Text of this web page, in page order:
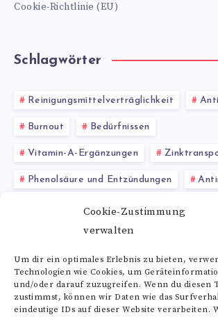
Cookie-Zustimmung
verwalten
Um dir ein optimales Erlebnis zu bieten,
Technologien wie Cookies, um
und/oder darauf zuzugreifen. Wenn du diesen
zustimmst, können wir Daten wie das
eindeutige IDs auf dieser Website verarbeiten.
Cookie-Richtlinie (EU)
Schlagwörter
Reinigungsmittelverträglichkeit
Burnout Bedürfnissen
Vitamin-A-Ergänzungen
Phenolsäure und Entzündungen
Hormonproduktion Lutein Wirkung
Anwendungsbereiche
Alle Schlagwörter